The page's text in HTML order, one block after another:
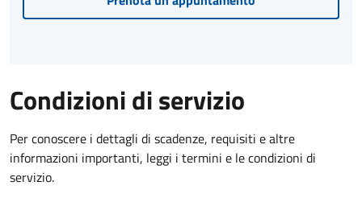
Condizioni di servizio
Per conoscere i dettagli di scadenze, requisiti e altre
informazioni importanti, leggi i termini e le condizioni di
servizio.